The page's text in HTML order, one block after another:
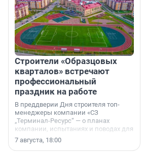
Строители «Образцовых
кварталов» встречают
профессиональный
праздник на работе
В преддверии Дня строителя топ-
менеджеры компании «СЗ
„Терминал-Ресурс“ — о планах
компании, испытаниях и поводах для
осторожного оптимизма.
7 августа, 18:00